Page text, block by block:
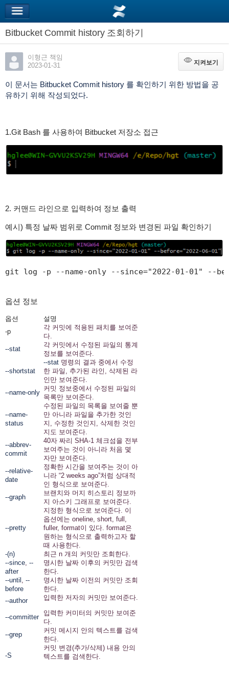
Bitbucket Commit history 조회하기
이형근 책임
2023-01-31
지켜보기
지켜보기
이 문서는 Bitbucket Commit history 를 확인하기 위한 방법을 공
유하기 위해 작성되었다.
1.Git Bash 를 사용하여 Bitbucket 저장소 접근
2. 커맨드 라인으로 입력하여 정보 출력
예시) 특정 날짜 범위로 Commit 정보와 변경된 파일 확인하기
git log -p --name-only --since="2022-01-01" --
옵션 정보
옵션
설명
-p
각 커밋에 적용된 패치를 보여준
다.
--stat
각 커밋에서 수정된 파일의 통계
정보를 보여준다.
--shortstat
--stat명령의 결과 중에서 수정
한 파일, 추가된 라인, 삭제된 라
인만 보여준다.
--name-only
커밋 정보중에서 수정된 파일의
목록만 보여준다.
--name-
status
수정된 파일의 목록을 보여줄 뿐
만 아니라 파일을 추가한 것인
지, 수정한 것인지, 삭제한 것인
지도 보여준다.
--abbrev-
commit
40자 짜리 SHA-1 체크섬을 전부
보여주는 것이 아니라 처음 몇
자만 보여준다.
--relative-
date
정확한 시간을 보여주는 것이 아
니라 “2 weeks ago”처럼 상대적
인 형식으로 보여준다.
--graph
브랜치와 머지 히스토리 정보까
지 아스키 그래프로 보여준다.
--pretty
지정한 형식으로 보여준다. 이
옵션에는 oneline, short, full,
fuller, format이 있다. format은
원하는 형식으로 출력하고자 할
때 사용한다.
-(n)
최근 n 개의 커밋만 조회한다.
--since, --
after
명시한 날짜 이후의 커밋만 검색
한다.
--until , --
before
명시한 날짜 이전의 커밋만 조회
한다.
--author
입력한 저자의 커밋만 보여준다.
--committer
입력한 커미터의 커밋만 보여준
다.
--grep
커밋 메시지 안의 텍스트를 검색
한다.
-S
커밋 변경(추가/삭제) 내용 안의
텍스트를 검색한다.